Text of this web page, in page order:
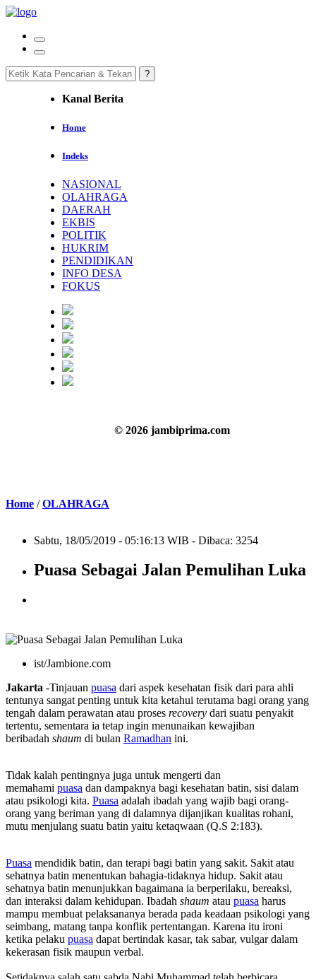
Kanal Berita
Home
Indeks
NASIONAL
OLAHRAGA
DAERAH
EKBIS
POLITIK
HUKRIM
PENDIDIKAN
INFO DESA
FOKUS
© 2026 jambiprima.com
Home /OLAHRAGA
Sabtu, 18/05/2019 - 05:16:13 WIB - Dibaca: 3254
Puasa Sebagai Jalan Pemulihan Luka
ist/Jambione.com
Jakarta -Tinjauan puasa dari aspek kesehatan fisik dari para ahli
tentunya sangat penting untuk kita ketahui terutama bagi orang yang
tengah dalam perawatan atau proses recovery dari suatu penyakit
tertentu, sementara ia tetap ingin menunaikan kewajiban
beribadah shaum di bulan Ramadhan ini.
Tidak kalah pentingnya juga untuk mengerti dan
memahami puasa dan dampaknya bagi kesehatan batin, sisi dalam
atau psikologi kita. Puasa adalah ibadah yang wajib bagi orang-
orang yang beriman yang di dalamnya dijanjikan kualitas rohani,
mutu menjulang suatu batin yaitu ketaqwaan (Q.S 2:183).
Puasa mendidik batin, dan terapi bagi batin yang sakit. Sakit atau
sehatnya batin menentukan bahagia-tidaknya hidup. Sakit atau
sehatnya batin menunjukkan bagaimana ia berperilaku, bereaksi,
dan interaksi dalam kehidupan. Ibadah shaum atau puasa harus
mampu membuat pelaksananya berada pada keadaan psikologi yang
seimbang, matang tanpa konflik pertentangan. Karena itu ironi
ketika pelaku puasa dapat bertindak kasar, tak sabar, vulgar dalam
kekerasan fisik maupun verbal.